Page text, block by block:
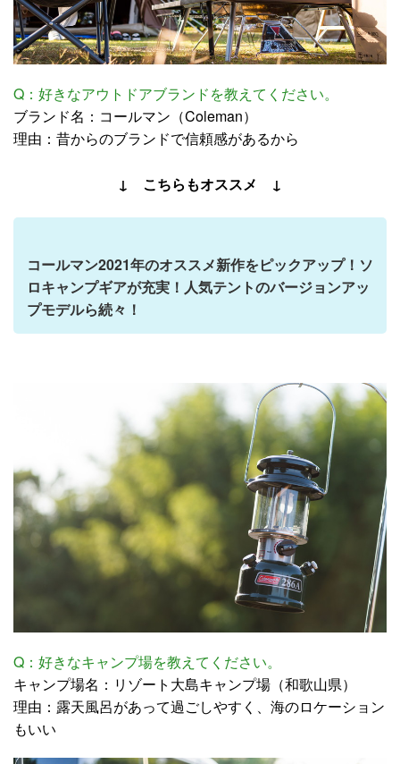
Q：好きなアウトドアブランドを教えてください。
ブランド名：コールマン（Coleman）
理由：昔からのブランドで信頼感があるから
↓ こちらもオススメ ↓
コールマン2021年のオススメ新作をピックアップ！ソ
ロキャンプギアが充実！人気テントのバージョンアッ
プモデルら続々！
Q：好きなキャンプ場を教えてください。
キャンプ場名：リゾート大島キャンプ場（和歌山県）
理由：露天風呂があって過ごしやすく、海のロケーション
もいい